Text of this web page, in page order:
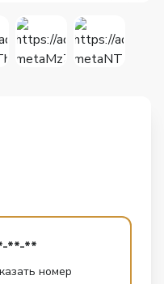
**-**
номер